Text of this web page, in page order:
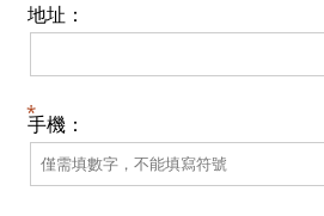
地址：
手機：